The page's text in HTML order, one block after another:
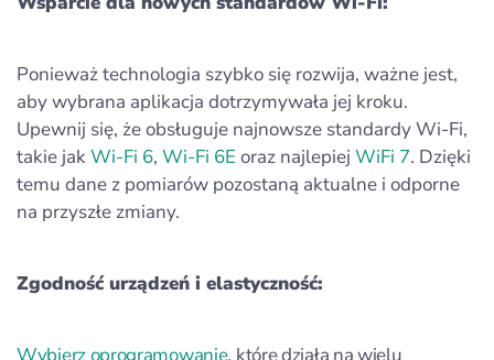
Ponieważ technologia szybko się rozwija, ważne jest,
aby wybrana aplikacja dotrzymywała jej kroku.
Upewnij się, że obsługuje najnowsze standardy Wi‑Fi,
takie jakWi‑Fi 6, Wi‑Fi 6E oraz najlepiej WiFi 7. Dzięki
temu dane z pomiarów pozostaną aktualne i odporne
na przyszłe zmiany.
Zgodność urządzeń i elastyczność: